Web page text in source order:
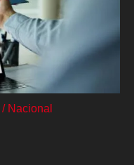
/ Nacional